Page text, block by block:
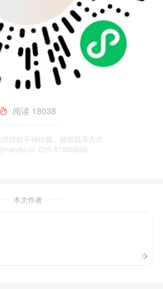
阅读 18038
授权不得转载、授权联系方式
020-87006626
本文作者